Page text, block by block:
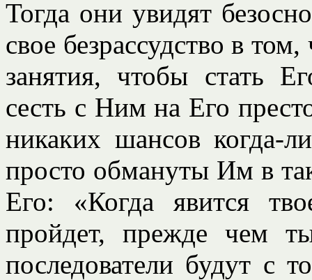
Тогда они увидят
свое безрассудство в
занятия, чтобы стать
сесть с Ним на Его
никаких шансов когда-
просто обмануты Им в
Его: «Когда явится
пройдет, прежде чем
последователи будут с